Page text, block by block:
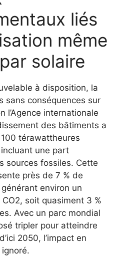
liés
même
solaire
à disposition, la
sans conséquences sur
l’Agence internationale
des bâtiments a
térawattheures
une part
sources fossiles. Cette
près de 7 % de
environ un
soit quasiment 3 %
Avec un parc mondial
tripler pour atteindre
2050, l’impact en